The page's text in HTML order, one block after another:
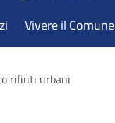
Vivere il Comune
rifiuti urbani